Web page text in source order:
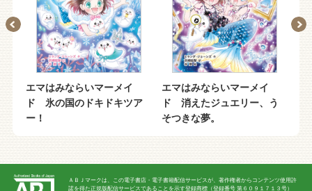
エマはみならいマーメイ
ド 氷の国のドキドキツア
ー！
エマはみならいマーメイ
ド 消えたジュエリー、う
そつきな夢。
ＡＢＪマークは、この電子書店・電子書籍配信サービスが、著作権者からコンテンツ使用許
諾を得た正規版配信サービスであることを示す登録商標（登録番号 第６０９１７１３号）